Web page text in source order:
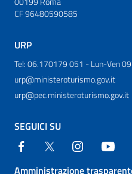
CF 96480590585
URP
Tel: 06.170179 051 - Lun-Ven
urp@ministeroturismo.gov.it
urp@pec.ministeroturismo.gov.it
SEGUICI SU
Amministrazione